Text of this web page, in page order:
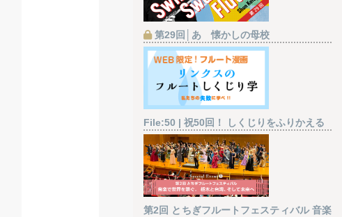
第29回│あゝ懐かしの母校
File:50 | 祝50回！ しくじりをふりかえる
第2回 とちぎフルートフェスティバル 音楽